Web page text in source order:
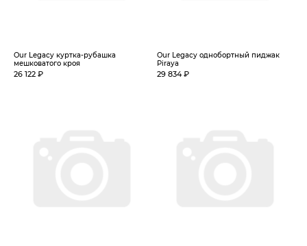
Our Legacy куртка-рубашка
мешковатого кроя
26 122 ₽
Our Legacy однобортный пиджак
Piraya
29 834 ₽